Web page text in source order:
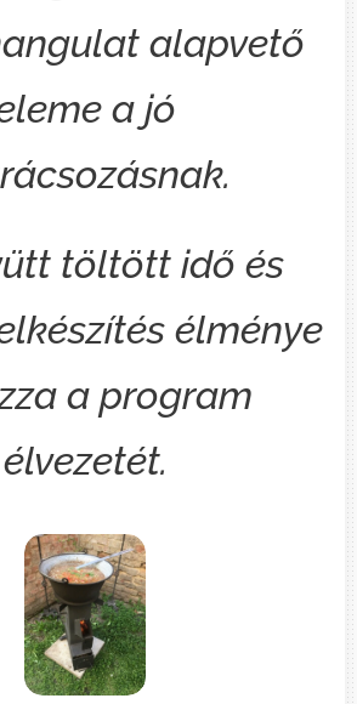
alapvető
a jó
töltött idő és
élménye
a program
élvezetét.